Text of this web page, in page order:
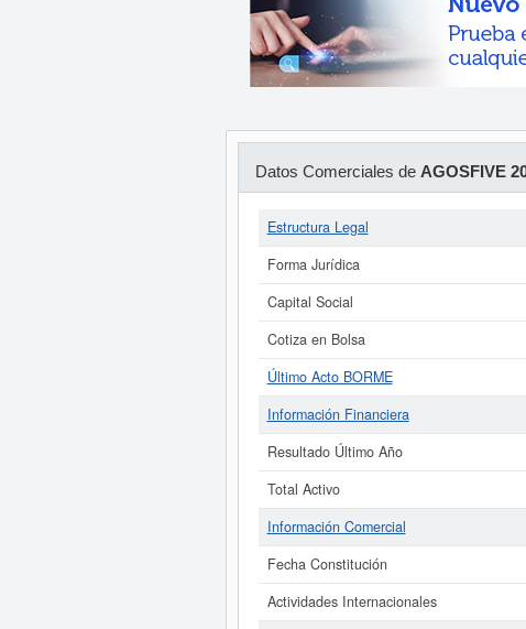
Datos Comerciales de AGOSFIVE
Estructura Legal
Forma Jurídica
Capital Social
Cotiza en Bolsa
Último Acto BORME
Información Financiera
Resultado Último Año
Total Activo
Información Comercial
Fecha Constitución
Actividades Internacionales